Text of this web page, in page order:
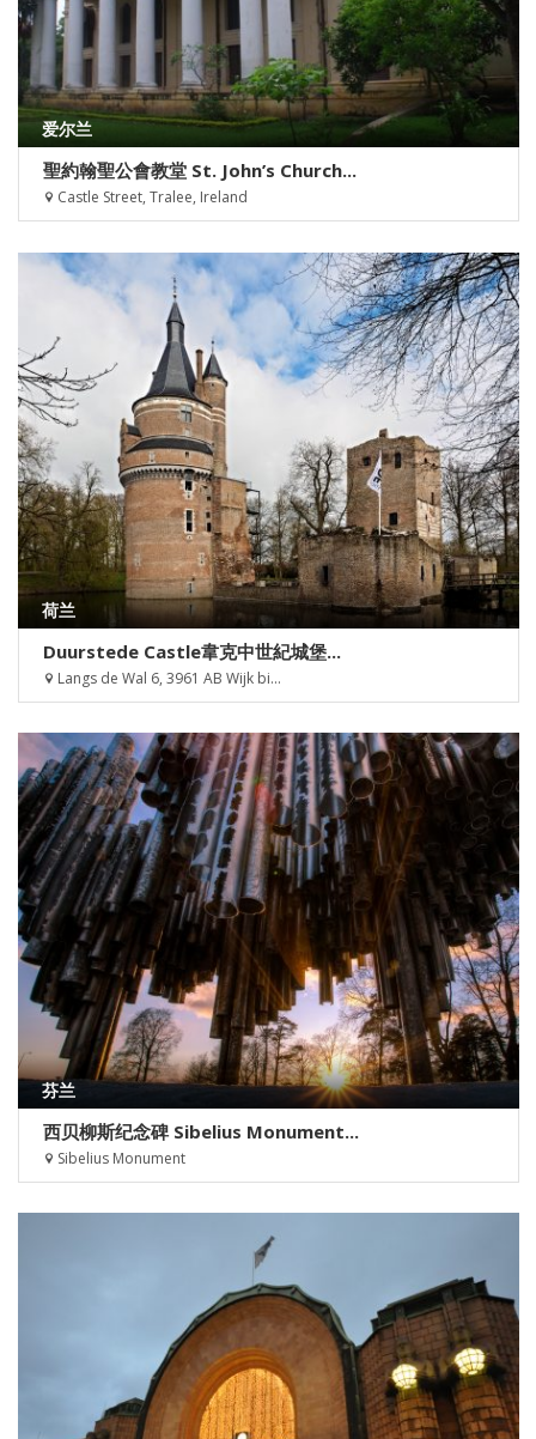
爱尔兰
聖約翰聖公會教堂 St. John’s Church...
Castle Street, Tralee, Ireland
荷兰
Duurstede Castle韋克中世紀城堡...
Langs de Wal 6, 3961 AB Wijk bi...
芬兰
西贝柳斯纪念碑 Sibelius Monument...
Sibelius Monument